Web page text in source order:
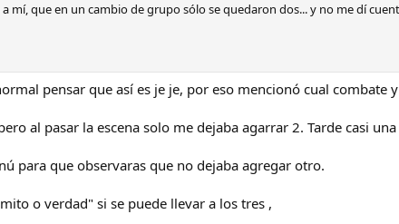
mí, que en un cambio de grupo sólo se quedaron dos... y no me dí
pensar que así es je je, por eso mencionó cual combate
al pasar la escena solo me dejaba agarrar 2. Tarde casi
para que observaras que no dejaba agregar otro.
o verdad" si se puede llevar a los tres ,